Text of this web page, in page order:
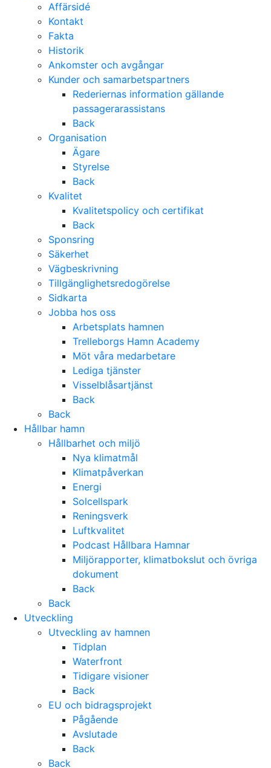
Affärsidé
Kontakt
Fakta
Historik
Ankomster och avgångar
Kunder och samarbetspartners
Rederiernas information gällande
passagerarassistans
Back
Organisation
Ägare
Styrelse
Back
Kvalitet
Kvalitetspolicy och certifikat
Back
Sponsring
Säkerhet
Vägbeskrivning
Tillgänglighetsredogörelse
Sidkarta
Jobba hos oss
Arbetsplats hamnen
Trelleborgs Hamn Academy
Möt våra medarbetare
Lediga tjänster
Visselblåsartjänst
Back
Back
Hållbar hamn
Hållbarhet och miljö
Nya klimatmål
Klimatpåverkan
Energi
Solcellspark
Reningsverk
Luftkvalitet
Podcast Hållbara Hamnar
Miljörapporter, klimatbokslut och övriga
dokument
Back
Back
Utveckling
Utveckling av hamnen
Tidplan
Waterfront
Tidigare visioner
Back
EU och bidragsprojekt
Pågående
Avslutade
Back
Back